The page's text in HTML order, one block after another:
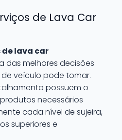
de Lava Car
de lava car
das melhores decisões
veículo pode tomar.
possuem o
necessários
cada nível de sujeira,
superiores e